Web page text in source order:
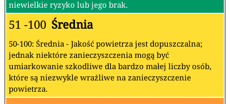
niewielkie ryzyko lub jego brak.
51 -100 Średnia
50-100: Średnia - Jakość powietrza jest dopuszczalna;
jednak niektóre zanieczyszczenia mogą być
umiarkowanie szkodliwe dla bardzo małej liczby osób,
które są niezwykle wrażliwe na zanieczyszczenie
powietrza.